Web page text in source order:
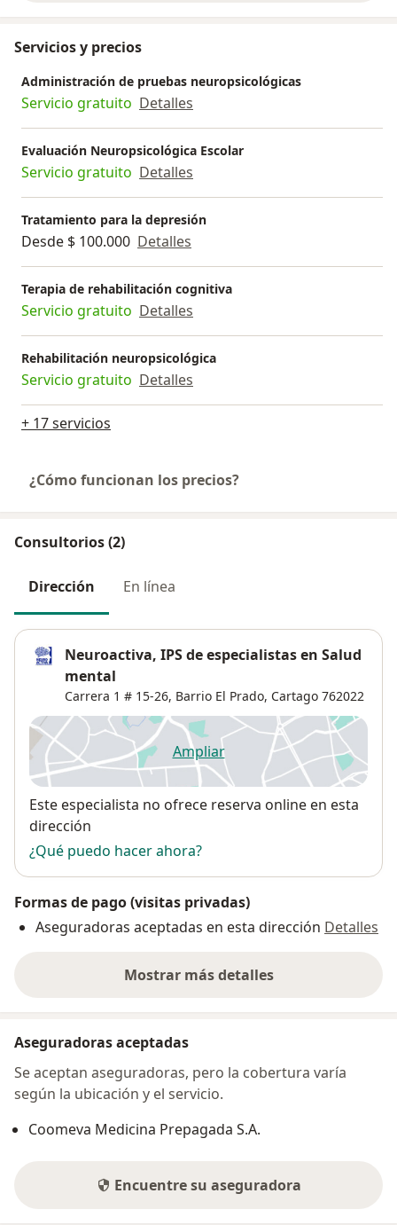
Servicios y precios
Administración de pruebas neuropsicológicas
Servicio gratuito Detalles
Evaluación Neuropsicológica Escolar
Servicio gratuito Detalles
Tratamiento para la depresión
Desde $ 100.000 Detalles
Terapia de rehabilitación cognitiva
Servicio gratuito Detalles
Rehabilitación neuropsicológica
Servicio gratuito Detalles
+ 17 servicios
¿Cómo funcionan los precios?
Consultorios (2)
Dirección En línea
Neuroactiva, IPS de especialistas en Salud
mental
Carrera 1 # 15-26, Barrio El Prado, Cartago 762022
Ampliarse abre en una nueva
Disponibilidad
Este especialista no ofrece reserva online en esta
dirección
¿Qué puedo hacer ahora?
Formas de pago (visitas privadas)
Aseguradoras aceptadas en esta dirección Detalles
Mostrar más detalles
sobre la dirección
Aseguradoras aceptadas
Se aceptan aseguradoras, pero la cobertura varía
según la ubicación y el servicio.
Coomeva Medicina Prepagada S.A.
Encuentre su aseguradora